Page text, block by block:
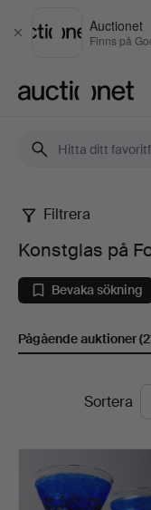
Stäng
Auctionet
Finns på
Konstglas
på
Formstad
Auktioner
Filtrera
Konstglas på
Bevaka sökning
Pågående auktioner
PågåendeSortera